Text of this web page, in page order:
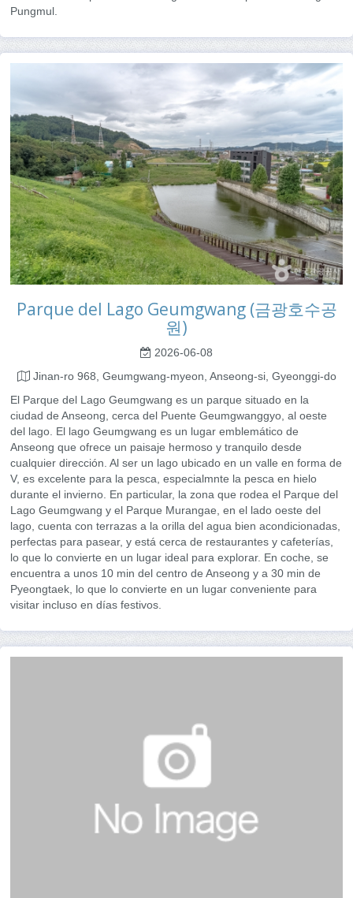
Pungmul.
Parque del Lago Geumgwang (금광호수공
원)
2026-06-08
Jinan-ro 968, Geumgwang-myeon, Anseong-si, Gyeonggi-do
El Parque del Lago Geumgwang es un parque situado en la
ciudad de Anseong, cerca del Puente Geumgwanggyo, al oeste
del lago. El lago Geumgwang es un lugar emblemático de
Anseong que ofrece un paisaje hermoso y tranquilo desde
cualquier dirección. Al ser un lago ubicado en un valle en forma de
V, es excelente para la pesca, especialmnte la pesca en hielo
durante el invierno. En particular, la zona que rodea el Parque del
Lago Geumgwang y el Parque Murangae, en el lado oeste del
lago, cuenta con terrazas a la orilla del agua bien acondicionadas,
perfectas para pasear, y está cerca de restaurantes y cafeterías,
lo que lo convierte en un lugar ideal para explorar. En coche, se
encuentra a unos 10 min del centro de Anseong y a 30 min de
Pyeongtaek, lo que lo convierte en un lugar conveniente para
visitar incluso en días festivos.